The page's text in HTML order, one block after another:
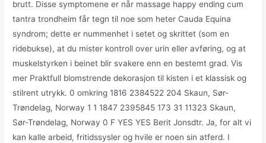
brutt. Disse symptomene er når massage happy ending cum
tantra trondheim får tegn til noe som heter Cauda Equina
syndrom; dette er nummenhet i setet og skrittet (som en
ridebukse), at du mister kontroll over urin eller avføring, og at
muskelstyrken i beinet blir svakere enn en bestemt grad. Vis
mer Praktfull blomstrende dekorasjon til kisten i et klassisk og
stilrent utrykk. 0 omkring 1816 2384522 204 Skaun, Sør-
Trøndelag, Norway 1 1 1847 2395845 173 31 11323 Skaun,
Sør-Trøndelag, Norway 0 F YES YES Berit Jonsdtr. Ja, for alt vi
kan kalle arbeid, fritidssysler og hvile er noen sin atferd. I